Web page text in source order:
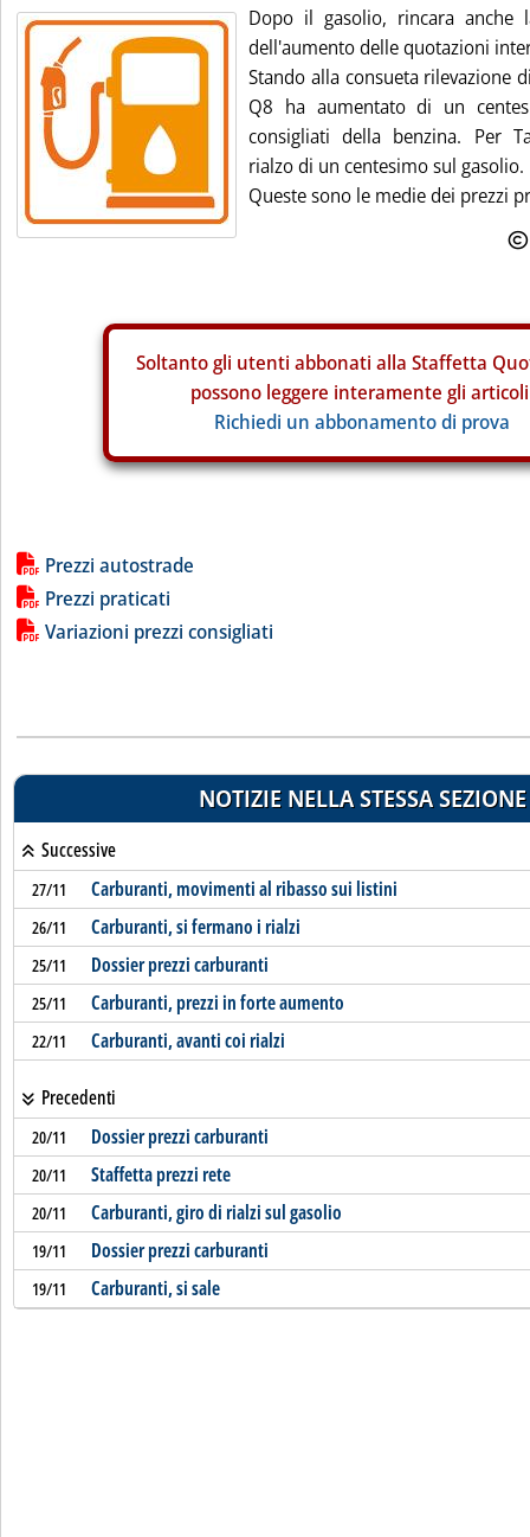
Dopo il gasolio, rincara anche
dell'aumento delle quotazioni
Stando alla consueta rilevazione
Q8 ha aumentato di un
consigliati della benzina. Per
rialzo di un centesimo sul gasolio.
Queste sono le medie dei prezzi
Soltanto gli utenti abbonati alla Staffetta
possono leggere interamente gli
Richiedi un abbonamento di prova
Lista allegati PDF alla notizia
Prezzi autostrade
Prezzi praticati
Variazioni prezzi consigliati
NOTIZIE NELLA STESSA SEZIONE
Successive
27/11 Carburanti, movimenti al ribasso sui listini
26/11 Carburanti, si fermano i rialzi
25/11 Dossier prezzi carburanti
25/11 Carburanti, prezzi in forte aumento
22/11 Carburanti, avanti coi rialzi
Precedenti
20/11 Dossier prezzi carburanti
20/11 Staffetta prezzi rete
20/11 Carburanti, giro di rialzi sul gasolio
19/11 Dossier prezzi carburanti
19/11 Carburanti, si sale